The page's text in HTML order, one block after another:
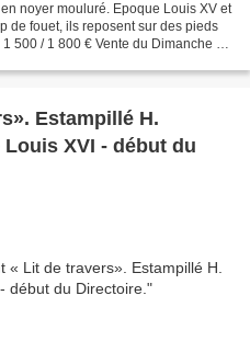
noyer mouluré. Epoque Louis XV et
de fouet, ils reposent sur des pieds
500 / 1 800 € Vente du Dimanche 8
Estampillé H.
XVI - début du